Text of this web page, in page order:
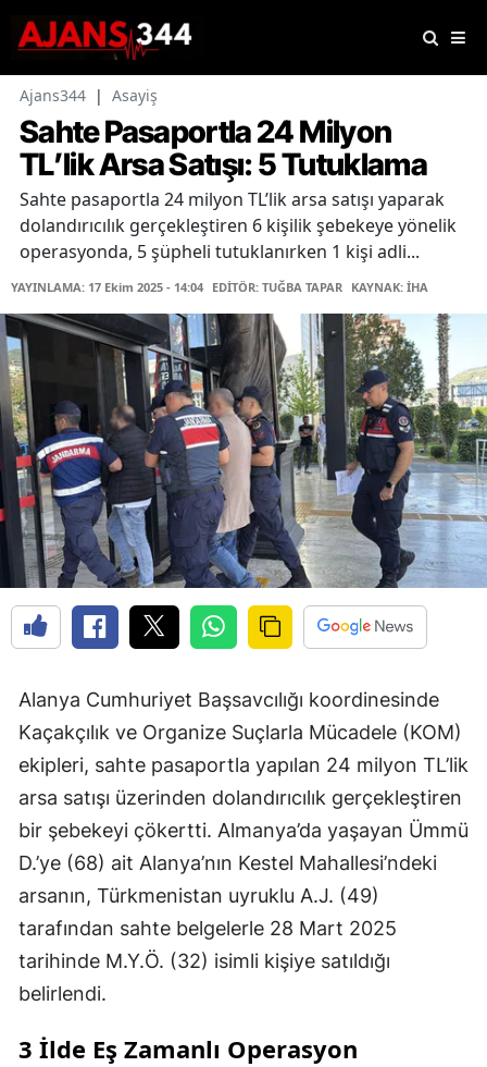
Ajans344 | Asayiş
Sahte Pasaportla 24 Milyon
TL’lik Arsa Satışı: 5 Tutuklama
Sahte pasaportla 24 milyon TL’lik arsa satışı yaparak
dolandırıcılık gerçekleştiren 6 kişilik şebekeye yönelik
operasyonda, 5 şüpheli tutuklanırken 1 kişi adli...
YAYINLAMA: 17 Ekim 2025 - 14:04 EDİTÖR: TUĞBA TAPAR KAYNAK: İHA
Alanya Cumhuriyet Başsavcılığı koordinesinde
Kaçakçılık ve Organize Suçlarla Mücadele (KOM)
ekipleri, sahte pasaportla yapılan 24 milyon TL’lik
arsa satışı üzerinden dolandırıcılık gerçekleştiren
bir şebekeyi çökertti. Almanya’da yaşayan Ümmü
D.’ye (68) ait Alanya’nın Kestel Mahallesi’ndeki
arsanın, Türkmenistan uyruklu A.J. (49)
tarafından sahte belgelerle 28 Mart 2025
tarihinde M.Y.Ö. (32) isimli kişiye satıldığı
belirlendi.
3 İlde Eş Zamanlı Operasyon